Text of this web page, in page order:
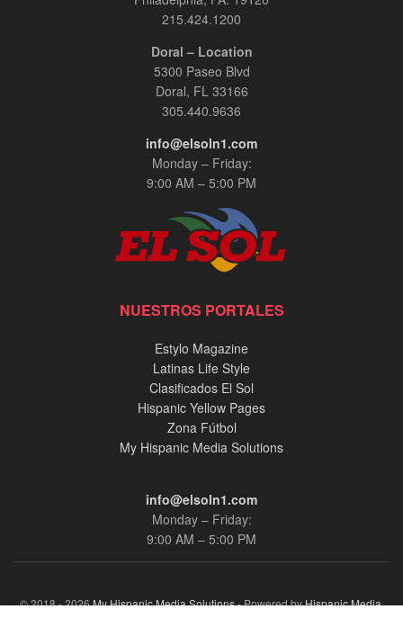
215.424.1200
Doral – Location
5300 Paseo Blvd
Doral, FL 33166
305.440.9636
info@elsoln1.com
Monday – Friday:
9:00 AM – 5:00 PM
NUESTROS PORTALES
Estylo Magazine
Latinas Life Style
Clasificados El Sol
Hispanic Yellow Pages
Zona Fútbol
My Hispanic Media Solutions
info@elsoln1.com
Monday – Friday:
9:00 AM – 5:00 PM
© 2018 - 2026My Hispanic Media Solutions- Powered byHispanic Media,